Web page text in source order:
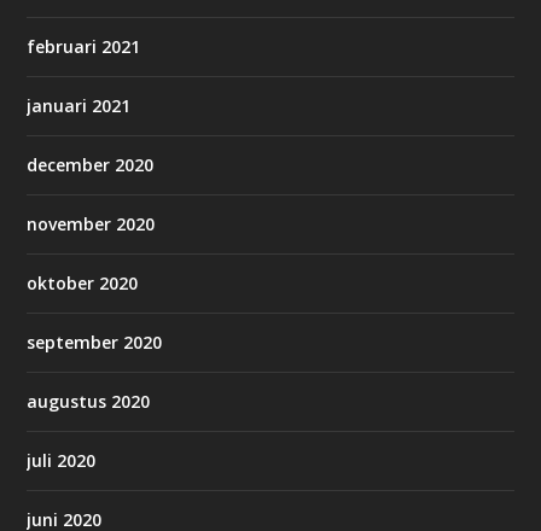
februari 2021
januari 2021
december 2020
november 2020
oktober 2020
september 2020
augustus 2020
juli 2020
juni 2020